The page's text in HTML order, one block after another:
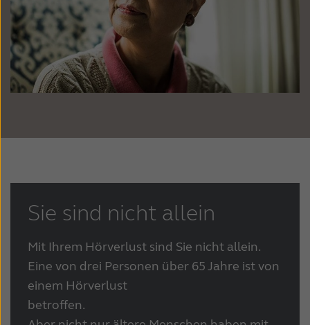
Sie sind nicht allein
Mit Ihrem Hörverlust sind Sie nicht allein.
Eine von drei Personen über 65 Jahre ist von
einem Hörverlust